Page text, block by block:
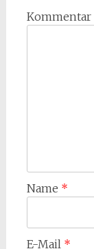
Kommentar
Name *
E-Mail *